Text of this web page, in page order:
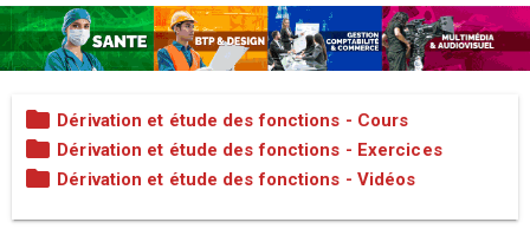
Dérivation et étude des fonctions - Cours
Dérivation et étude des fonctions - Exercices
Dérivation et étude des fonctions - Vidéos